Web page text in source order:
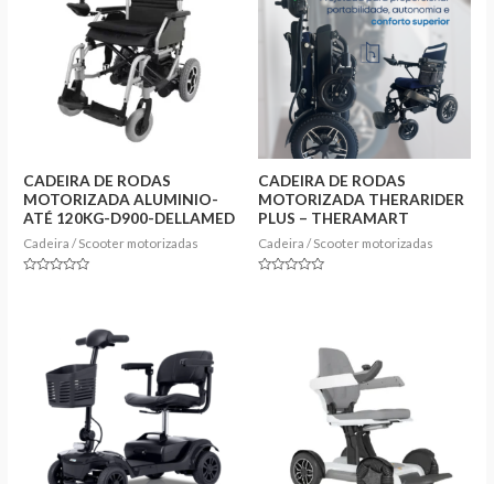
CADEIRA DE RODAS
MOTORIZADA ALUMINIO-
ATÉ 120KG-D900-DELLAMED
Cadeira / Scooter motorizadas
CADEIRA DE RODAS
MOTORIZADA THERARIDER
PLUS – THERAMART
Cadeira / Scooter motorizadas